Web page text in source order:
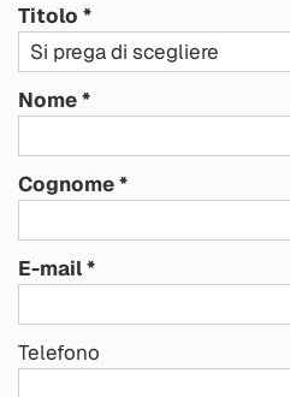
Titolo
Nome
Cognome
E-mail
Telefono